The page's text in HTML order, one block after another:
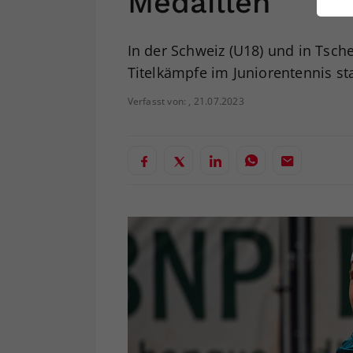
In der Schweiz (U18) und in
Titelkämpfe im Juniorentennis
Verfasst von: , 21.07.2023